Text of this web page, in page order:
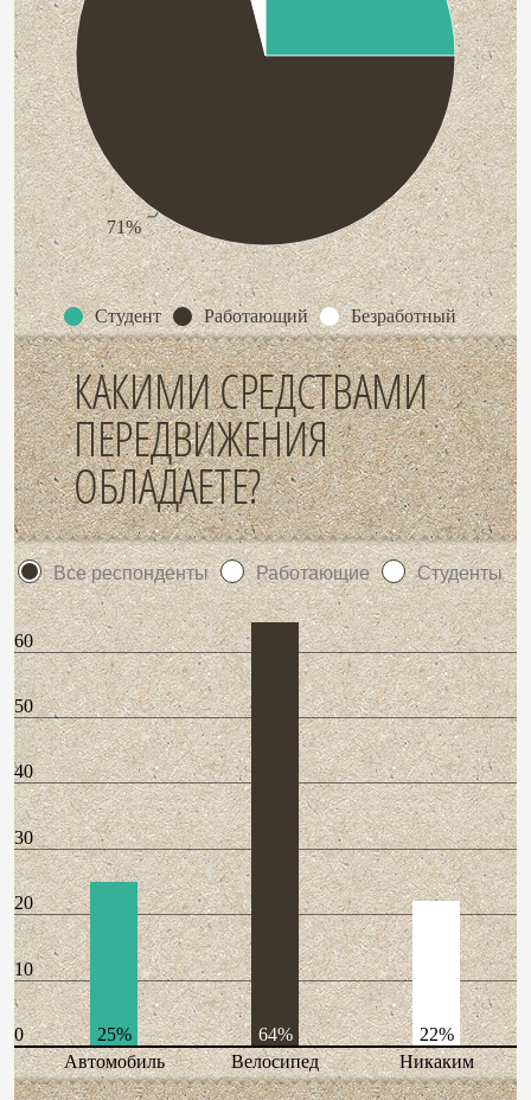
Студент Работающий Безработный
71%
КАКИМИ СРЕДСТВАМИ
ПЕРЕДВИЖЕНИЯ
ОБЛАДАЕТЕ?
Все респонденты Работающие Студенты
60
50
40
30
20
10
0
Автомобиль
Велосипед Никаким
25% 64% 22%